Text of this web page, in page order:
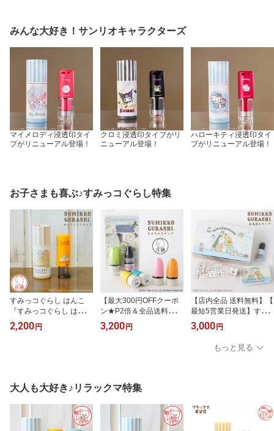
ポン★P2倍＆全品送料無
料】
みんな大好き！サンリオキャラクターズ
マイメロディ浸透印タイ
プがリニューアル登場！
クロミ浸透印タイプがリ
ニューアル登場！
ハローキティ浸透印タイ
プがリニューアル登場！
お子さまも喜ぶ♪すみっコぐらし特集
すみっコぐらし はんこ
『すみっコぐらし はんこ
コレクション』すみっコ
ぐらしの印鑑 セルフイン
2,200 円
【最大300円OFFクーポ
ン★P2倍＆全品送料無
料】すみっコぐらし お名
前スタンプ 布 プラOKの
油性 はんこ スタンプ
3,200 円
【店内全品 送料無料】【
最短5営業日発送】すみ
っコぐらし お名前スタン
プセット お名前スタンプ
お名前ハンコ お名前はん
こ スタンプ ひらがな 漢
い
3,000 円
もっと見る
大人も大好き♪リラックマ特集